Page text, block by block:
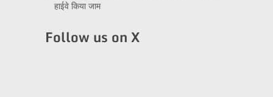
हाईवे किया जाम
Follow us on X